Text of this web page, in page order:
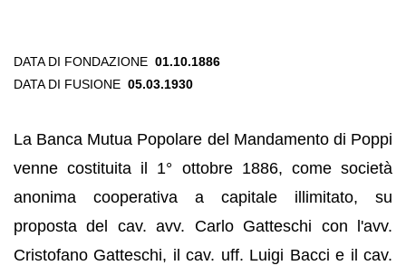
DATA DI FONDAZIONE 01.10.1886
DATA DI FUSIONE 05.03.1930
La Banca Mutua Popolare del Mandamento di Poppi
venne costituita il 1° ottobre 1886, come società
anonima cooperativa a capitale illimitato, su
proposta del cav. avv. Carlo Gatteschi con l'avv.
Cristofano Gatteschi, il cav. uff. Luigi Bacci e il cav.